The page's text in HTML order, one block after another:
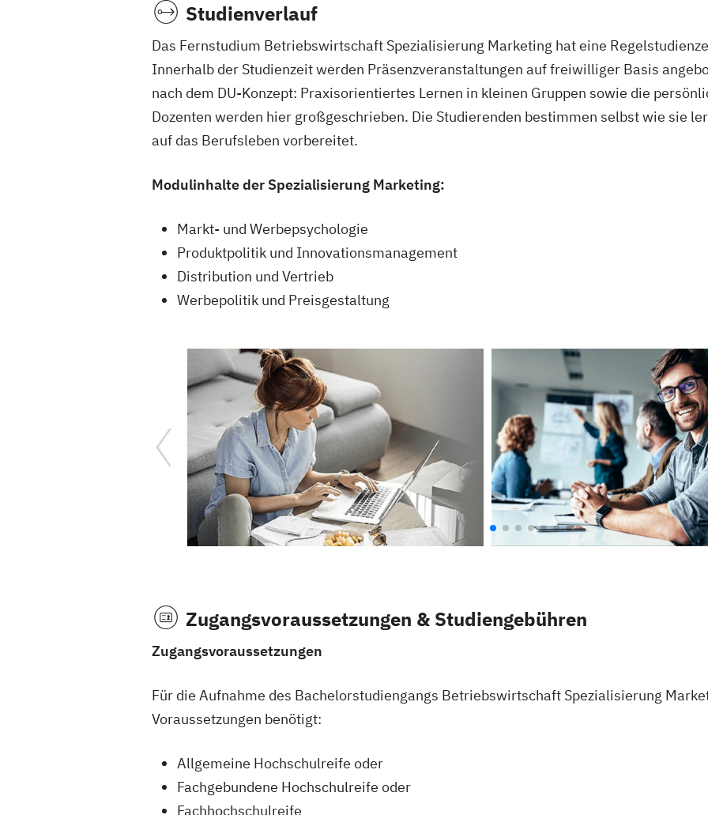
Studienverlauf
Das Fernstudium Betriebswirtschaft Spezialisierung Marketing hat eine
Innerhalb der Studienzeit werden Präsenzveranstaltungen auf freiwilliger Basis
nach dem DU-Konzept: Praxisorientiertes Lernen in kleinen Gruppen sowie die
Dozenten werden hier großgeschrieben. Die Studierenden bestimmen selbst wie sie
auf das Berufsleben vorbereitet.
Modulinhalte der Spezialisierung Marketing:
Markt- und Werbepsychologie
Produktpolitik und Innovationsmanagement
Distribution und Vertrieb
Werbepolitik und Preisgestaltung
Zugangsvoraussetzungen & Studiengebühren
Zugangsvoraussetzungen
Für die Aufnahme des Bachelorstudiengangs Betriebswirtschaft Spezialisierung
Voraussetzungen benötigt:
Allgemeine Hochschulreife oder
Fachgebundene Hochschulreife oder
Fachhochschulreife